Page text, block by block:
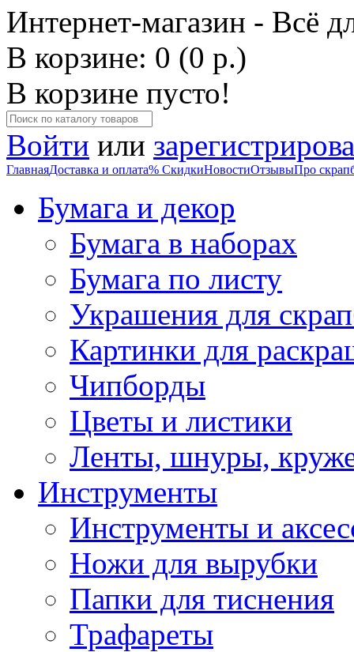
Интернет-магазин - Всё
В корзине: 0 (0 р.)
В корзине пусто!
Войти или
ГлавнаяДоставка и оплата% СкидкиНовостиОтзывыПро
Бумага и декор
Бумага в наборах
Бумага по листу
Украшения для
Картинки для
Чипборды
Цветы и листики
Ленты, шнуры,
Инструменты
Инструменты и
Ножи для вырубки
Папки для тиснения
Трафареты